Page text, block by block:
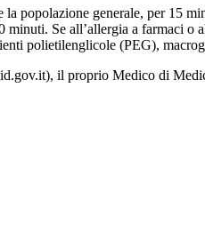
popolazione generale, per 15
Se all’allergia a farmaci o
polietilenglicole (PEG),
il proprio Medico di